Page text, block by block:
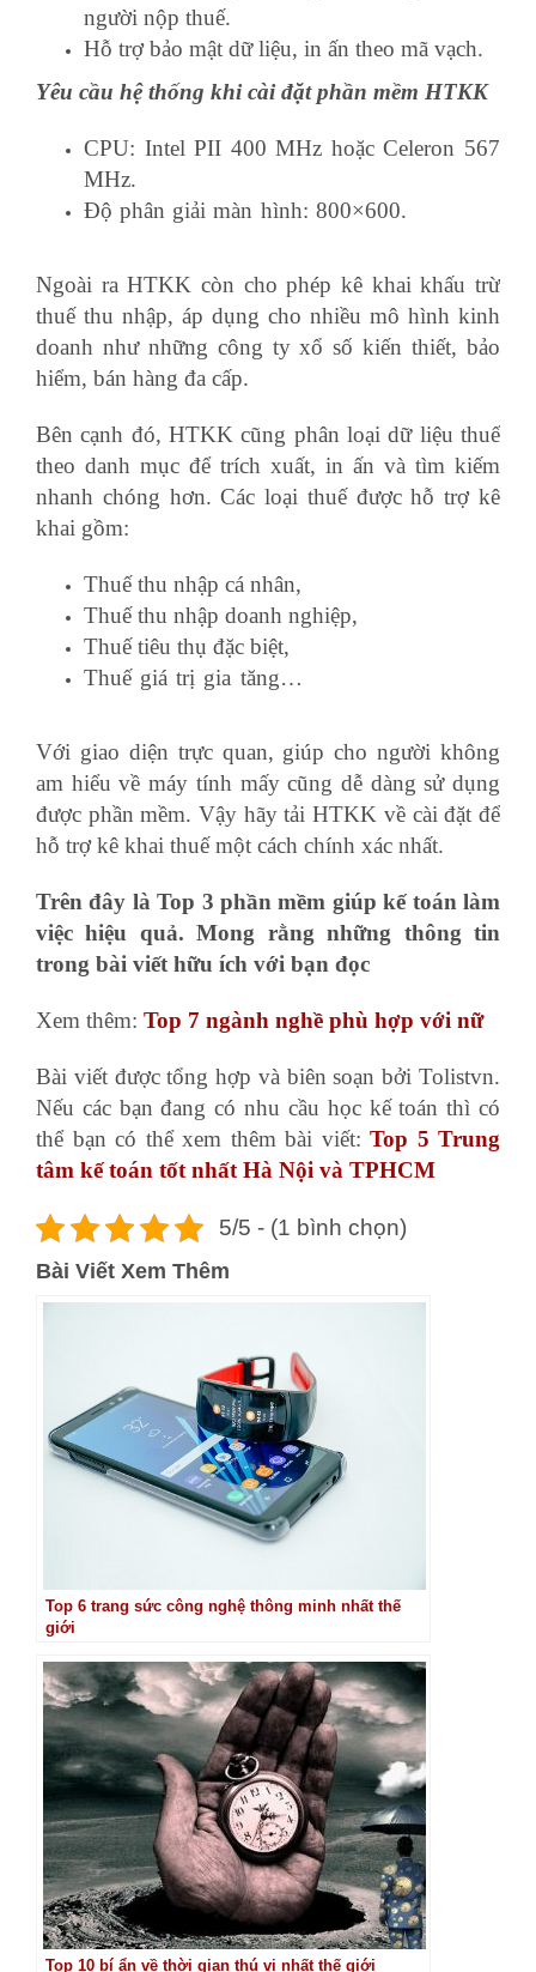
người nộp thuế.
Hỗ trợ bảo mật dữ liệu, in ấn theo mã vạch.
Yêu cầu hệ thống khi cài đặt phần mềm HTKK
CPU: Intel PII 400 MHz hoặc Celeron 567
MHz.
Độ phân giải màn hình: 800×600.
Ngoài ra HTKK còn cho phép kê khai khấu trừ
thuế thu nhập, áp dụng cho nhiều mô hình kinh
doanh như những công ty xổ số kiến thiết, bảo
hiểm, bán hàng đa cấp.
Bên cạnh đó, HTKK cũng phân loại dữ liệu thuế
theo danh mục để trích xuất, in ấn và tìm kiếm
nhanh chóng hơn. Các loại thuế được hỗ trợ kê
khai gồm:
Thuế thu nhập cá nhân,
Thuế thu nhập doanh nghiệp,
Thuế tiêu thụ đặc biệt,
Thuế giá trị gia tăng…
Với giao diện trực quan, giúp cho người không
am hiểu về máy tính mấy cũng dễ dàng sử dụng
được phần mềm. Vậy hãy tải HTKK về cài đặt để
hỗ trợ kê khai thuế một cách chính xác nhất.
Trên đây là Top 3 phần mềm giúp kế toán làm
việc hiệu quả. Mong rằng những thông tin
trong bài viết hữu ích với bạn đọc
Xem thêm: Top 7 ngành nghề phù hợp với nữ
Bài viết được tổng hợp và biên soạn bởi Tolistvn.
Nếu các bạn đang có nhu cầu học kế toán thì có
thể bạn có thể xem thêm bài viết: Top 5 Trung
tâm kế toán tốt nhất Hà Nội và TPHCM
5/5 - (1 bình chọn)
Bài Viết Xem Thêm
Top 6 trang sức công nghệ thông minh nhất thế
giới
Top 10 bí ẩn về thời gian thú vị nhất thế giới